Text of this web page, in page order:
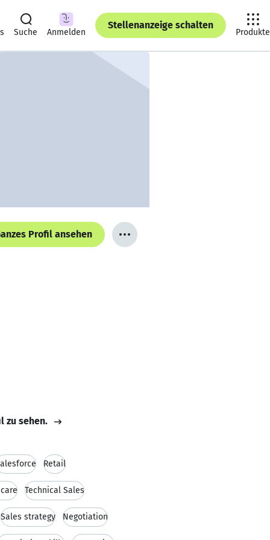
Suche Anmelden
Stellenanzeige schalten
Produkte
Profil ansehen
zu sehen.
Retail
Technical Sales
Sales strategy Negotiation